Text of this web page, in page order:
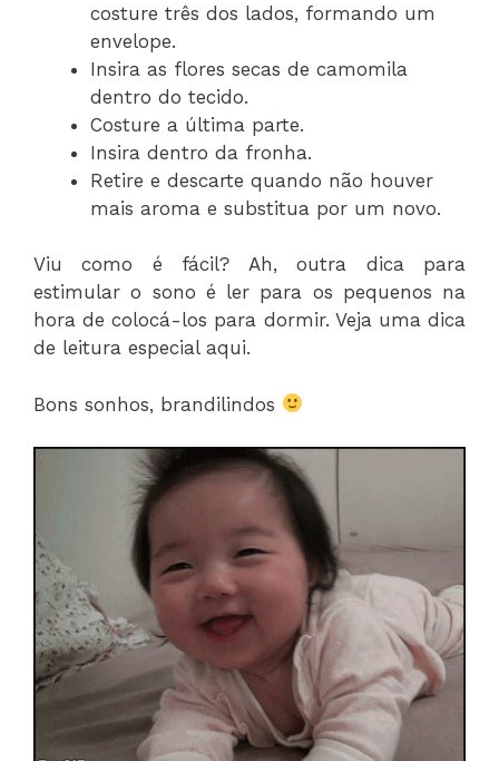
costure três dos lados, formando um
envelope.
Insira as flores secas de camomila
dentro do tecido.
Costure a última parte.
Insira dentro da fronha.
Retire e descarte quando não houver
mais aroma e substitua por um novo.
Viu como é fácil? Ah, outra dica para
estimular o sono é ler para os pequenos na
hora de colocá-los para dormir. Veja uma dica
de leitura especial aqui.
Bons sonhos, brandilindos